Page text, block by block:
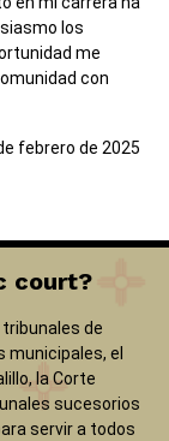
los
me
con
febrero de 2025
court?
tribunales de
el
la Corte
sucesorios
servir a todos